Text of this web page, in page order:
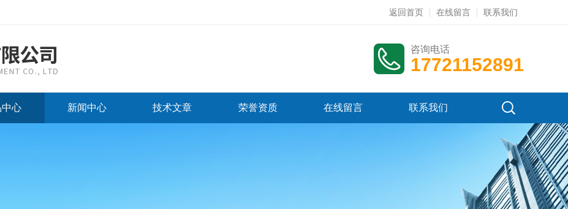
返回首页 在线留言 联系我们
咨询电话
17721152891
中心 新闻中心 技术文章 荣誉资质 在线留言 联系我们